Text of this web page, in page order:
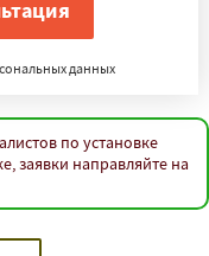
данных
по установке
заявки направляйте на